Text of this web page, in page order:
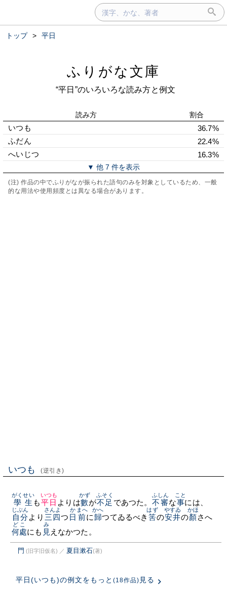
トップ > 平日
ふりがな文庫
“平日”のいろいろな読み方と例文
読み方 割合
いつも
36.7%
ふだん
22.4%
へいじつ
16.3%
▼ 他 7 件を表示
(注) 作品の中でふりがなが振られた語句のみを対象としているため、一般
的な用法や使用頻度とは異なる場合があります。
いつも (逆引き)
學生
がくせい
も平日
いつも
よりは數
かず
が不足
ふそく
であつた。 不審
ふしん
な事
こと
には、
自分
じぶん
より 三四
さんよ
つ 日
か
前
まへ
に 歸
かへ
つてゐるべき 筈
はず
の安井
やすゐ
の顏
かほ
さへ
何處
どこ
にも 見
み
えなかつた。
門 (旧字旧仮名) ／ 夏目漱石(著)
平日(いつも)の例文をもっと (18作品) 見る